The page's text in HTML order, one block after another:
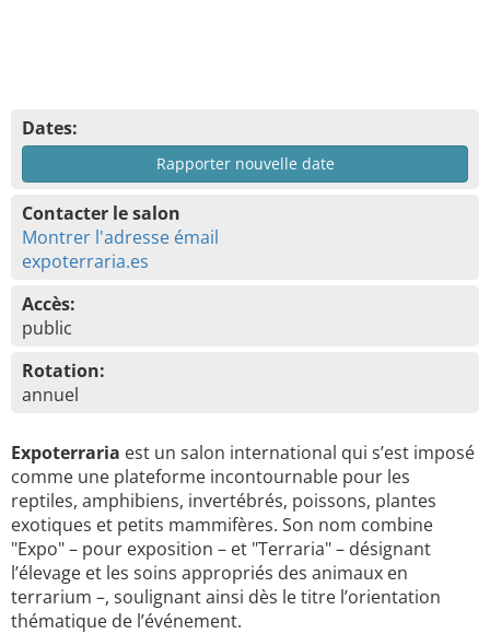
Dates:
Rapporter nouvelle date
Contacter le salon
Montrer l'adresse émail
expoterraria.es
Accès:
public
Rotation:
annuel
Expoterraria est un salon international qui s’est imposé
comme une plateforme incontournable pour les
reptiles, amphibiens, invertébrés, poissons, plantes
exotiques et petits mammifères. Son nom combine
"Expo" – pour exposition – et "Terraria" – désignant
l’élevage et les soins appropriés des animaux en
terrarium –, soulignant ainsi dès le titre l’orientation
thématique de l’événement.